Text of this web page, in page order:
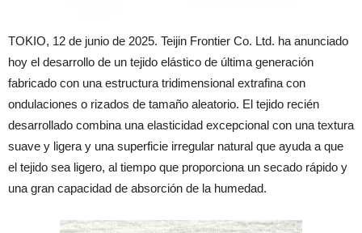
TOKIO, 12 de junio de 2025. Teijin Frontier Co. Ltd. ha anunciado
hoy el desarrollo de un tejido elástico de última generación
fabricado con una estructura tridimensional extrafina con
ondulaciones o rizados de tamaño aleatorio. El tejido recién
desarrollado combina una elasticidad excepcional con una textura
suave y ligera y una superficie irregular natural que ayuda a que
el tejido sea ligero, al tiempo que proporciona un secado rápido y
una gran capacidad de absorción de la humedad.